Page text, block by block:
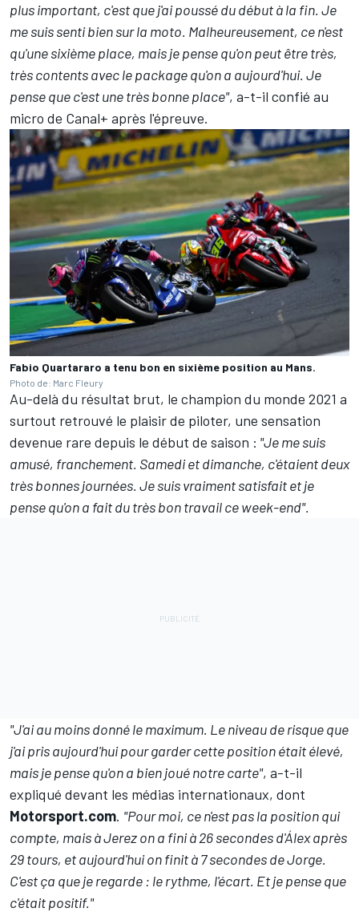
plus important, c'est que j'ai poussé du début à la fin. Je
me suis senti bien sur la moto. Malheureusement, ce n'est
qu'une sixième place, mais je pense qu'on peut être très,
très contents avec le package qu'on a aujourd'hui. Je
pense que c'est une très bonne place", a-t-il confié au
micro de Canal+ après l'épreuve.
Fabio Quartararo a tenu bon en sixième position au Mans.
Photo de: Marc Fleury
Au-delà du résultat brut, le champion du monde 2021 a
surtout retrouvé le plaisir de piloter, une sensation
devenue rare depuis le début de saison : "Je me suis
amusé, franchement. Samedi et dimanche, c'étaient deux
très bonnes journées. Je suis vraiment satisfait et je
pense qu'on a fait du très bon travail ce week-end".
"J'ai au moins donné le maximum. Le niveau de risque que
j'ai pris aujourd'hui pour garder cette position était élevé,
mais je pense qu'on a bien joué notre carte", a-t-il
expliqué devant les médias internationaux, dont
Motorsport.com. "Pour moi, ce n'est pas la position qui
compte, mais à Jerez on a fini à 26 secondes d'Álex après
29 tours, et aujourd'hui on finit à 7 secondes de Jorge.
C'est ça que je regarde : le rythme, l'écart. Et je pense que
c'était positif."